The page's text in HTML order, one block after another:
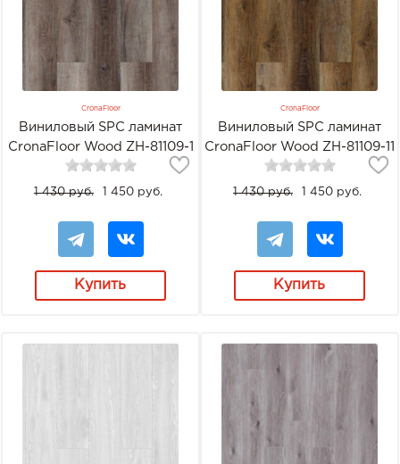
CronaFloor
Виниловый SPC ламинат
CronaFloor Wood ZH-81109-1
Дуб горный
1 430 руб. 1 450 руб.
Купить
CronaFloor
Виниловый SPC ламинат
CronaFloor Wood ZH-81109-11
Дуб Чак
1 430 руб. 1 450 руб.
Купить